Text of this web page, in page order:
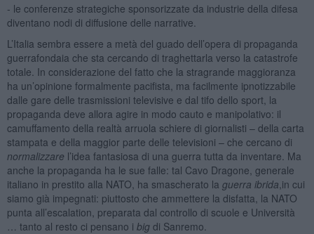
- le conferenze strategiche sponsorizzate da industrie della difesa
diventano nodi di diffusione delle narrative.
L’Italia sembra essere a metà del guado dell’opera di propaganda
guerrafondaia che sta cercando di traghettarla verso la catastrofe
totale. In considerazione del fatto che la stragrande maggioranza
ha un’opinione formalmente pacifista, ma facilmente ipnotizzabile
dalle gare delle trasmissioni televisive e dal tifo dello sport, la
propaganda deve allora agire in modo cauto e manipolativo: il
camuffamento della realtà arruola schiere di giornalisti – della carta
stampata e della maggior parte delle televisioni – che cercano di
normalizzare l’idea fantasiosa di una guerra tutta da inventare. Ma
anche la propaganda ha le sue falle: tal Cavo Dragone, generale
italiano in prestito alla NATO, ha smascherato la guerra ibrida ,in cui
siamo già impegnati: piuttosto che ammettere la disfatta, la NATO
punta all’escalation, preparata dal controllo di scuole e Università
… tanto al resto ci pensano i bigdi Sanremo.